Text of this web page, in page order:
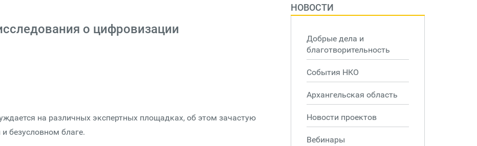
о цифровизации
на различных экспертных площадках, об этом зачастую
безусловном благе.
НОВОСТИ
Добрые дела и
благотворительность
События НКО
Архангельская область
Новости проектов
Вебинары